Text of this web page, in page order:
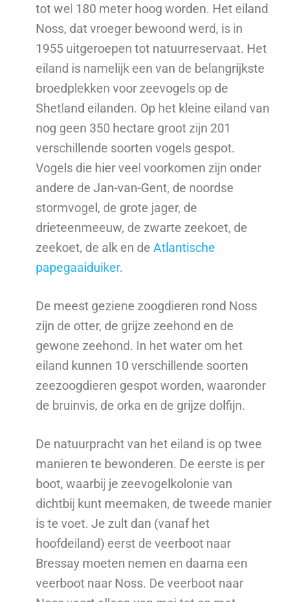
tot wel 180 meter hoog worden. Het eiland
Noss, dat vroeger bewoond werd, is in
1955 uitgeroepen tot natuurreservaat. Het
eiland is namelijk een van de belangrijkste
broedplekken voor zeevogels op de
Shetland eilanden. Op het kleine eiland van
nog geen 350 hectare groot zijn 201
verschillende soorten vogels gespot.
Vogels die hier veel voorkomen zijn onder
andere de Jan-van-Gent, de noordse
stormvogel, de grote jager, de
drieteenmeeuw, de zwarte zeekoet, de
zeekoet, de alk en deAtlantische
papegaaiduiker.
De meest geziene zoogdieren rond Noss
zijn de otter, de grijze zeehond en de
gewone zeehond. In het water om het
eiland kunnen 10 verschillende soorten
zeezoogdieren gespot worden, waaronder
de bruinvis, de orka en de grijze dolfijn.
De natuurpracht van het eiland is op twee
manieren te bewonderen. De eerste is per
boot, waarbij je zeevogelkolonie van
dichtbij kunt meemaken, de tweede manier
is te voet. Je zult dan (vanaf het
hoofdeiland) eerst de veerboot naar
Bressay moeten nemen en daarna een
veerboot naar Noss. De veerboot naar